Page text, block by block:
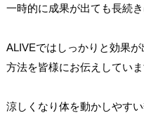
一時的に成果が出ても長続き
ALIVEではしっかりと効果
方法を皆様にお伝えしていま
涼しくなり体を動かしやす